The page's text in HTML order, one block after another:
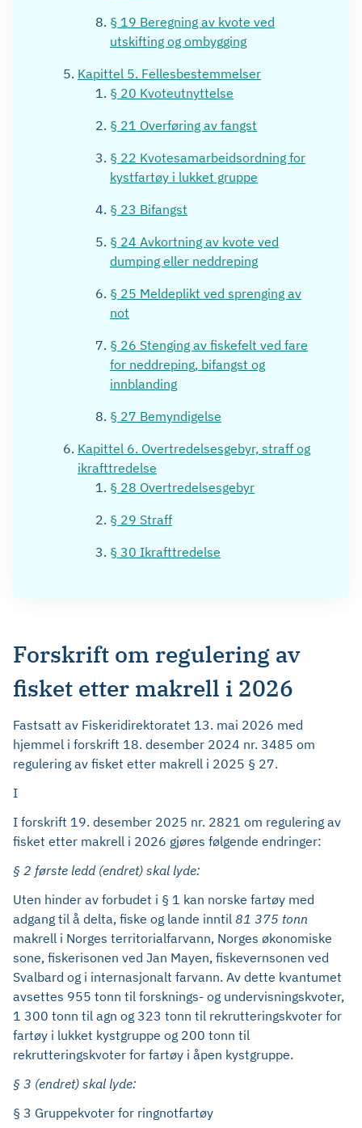
§ 19 Beregning av kvote ved
utskifting og ombygging
Kapittel 5. Fellesbestemmelser
§ 20 Kvoteutnyttelse
§ 21 Overføring av fangst
§ 22 Kvotesamarbeidsordning for
kystfartøy i lukket gruppe
§ 23 Bifangst
§ 24 Avkortning av kvote ved
dumping eller neddreping
§ 25 Meldeplikt ved sprenging av
not
§ 26 Stenging av fiskefelt ved fare
for neddreping, bifangst og
innblanding
§ 27 Bemyndigelse
Kapittel 6. Overtredelsesgebyr, straff og
ikrafttredelse
§ 28 Overtredelsesgebyr
§ 29 Straff
§ 30 Ikrafttredelse
Forskrift om regulering av
fisket etter makrell i 2026
Fastsatt av Fiskeridirektoratet 13. mai 2026 med
hjemmel i forskrift 18. desember 2024 nr. 3485 om
regulering av fisket etter makrell i 2025 § 27.
I
I forskrift 19. desember 2025 nr. 2821 om regulering av
fisket etter makrell i 2026 gjøres følgende endringer:
§ 2 første ledd (endret) skal lyde:
Uten hinder av forbudet i § 1 kan norske fartøy med
adgang til å delta, fiske og lande inntil 81 375 tonn
makrell i Norges territorialfarvann, Norges økonomiske
sone, fiskerisonen ved Jan Mayen, fiskevernsonen ved
Svalbard og i internasjonalt farvann. Av dette kvantumet
avsettes 955 tonn til forsknings- og undervisningskvoter,
1 300 tonn til agn og 323 tonn til rekrutteringskvoter for
fartøy i lukket kystgruppe og 200 tonn til
rekrutteringskvoter for fartøy i åpen kystgruppe.
§ 3 (endret) skal lyde:
§ 3 Gruppekvoter for ringnotfartøy